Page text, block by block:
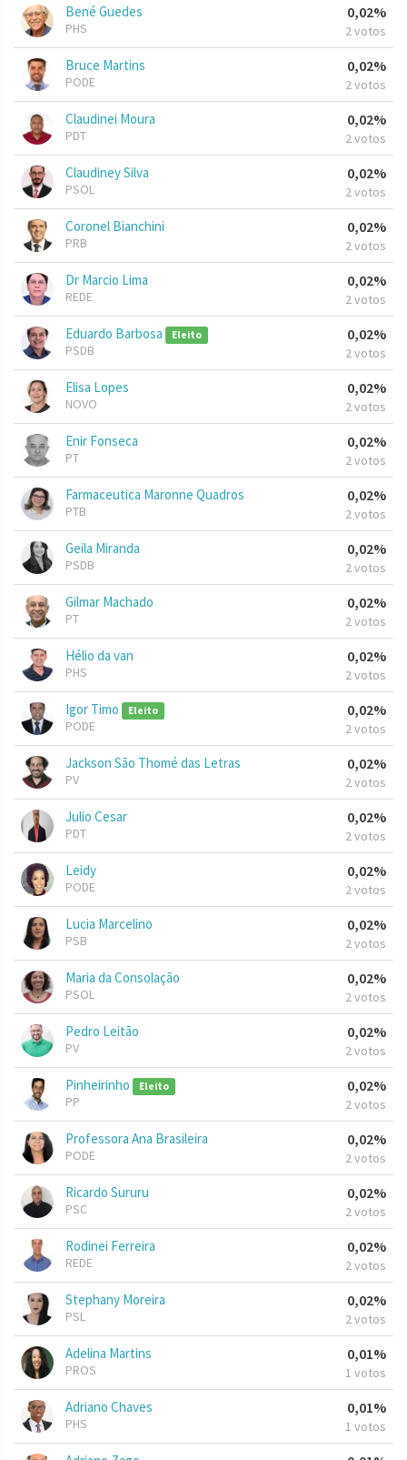
Bené Guedes
PHS
0,02%
2 votos
Bruce Martins
PODE
0,02%
2 votos
Claudinei Moura
PDT
0,02%
2 votos
Claudiney Silva
PSOL
0,02%
2 votos
Coronel Bianchini
PRB
0,02%
2 votos
Dr Marcio Lima
REDE
0,02%
2 votos
Eduardo Barbosa Eleito
PSDB
0,02%
2 votos
Elisa Lopes
NOVO
0,02%
2 votos
Enir Fonseca
PT
0,02%
2 votos
Farmaceutica Maronne Quadros
PTB
0,02%
2 votos
Geila Miranda
PSDB
0,02%
2 votos
Gilmar Machado
PT
0,02%
2 votos
Hélio da van
PHS
0,02%
2 votos
Igor Timo Eleito
PODE
0,02%
2 votos
Jackson São Thomé das Letras
PV
0,02%
2 votos
Julio Cesar
PDT
0,02%
2 votos
Leidy
PODE
0,02%
2 votos
Lucia Marcelino
PSB
0,02%
2 votos
Maria da Consolação
PSOL
0,02%
2 votos
Pedro Leitão
PV
0,02%
2 votos
Pinheirinho Eleito
PP
0,02%
2 votos
Professora Ana Brasileira
PODE
0,02%
2 votos
Ricardo Sururu
PSC
0,02%
2 votos
Rodinei Ferreira
REDE
0,02%
2 votos
Stephany Moreira
PSL
0,02%
2 votos
Adelina Martins
PROS
0,01%
1 votos
Adriano Chaves
PHS
0,01%
1 votos